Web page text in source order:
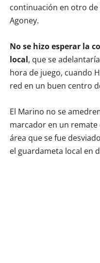
continuación en otro
Agoney.
No se hizo esperar la
local, que se
hora de juego, cuando
red en un buen centro
El Marino no se
marcador en un
área que se fue
el guardameta local en